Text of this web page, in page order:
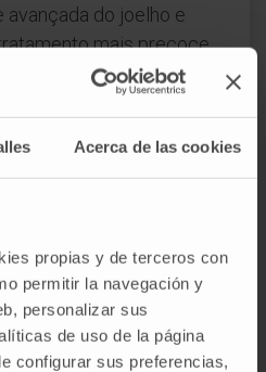
Acerca de las cookies
propias y de terceros con
permitir la navegación y
personalizar sus
de uso de la página
configurar sus preferencias,
do joelho e
mais precoce.
observar-se
, por aumento do
capsular, e limitação da
pressão, estalidos e
dos ossos
pode fazer com que
de tamanho e alargue.
iniciais pode ser